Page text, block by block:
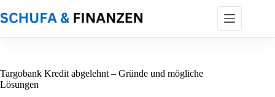
Inhalt
springen
Targobank Kredit abgelehnt – Gründe und mögliche
Lösungen